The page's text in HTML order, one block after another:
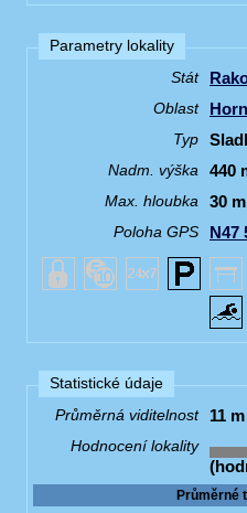
Parametry lokality
Stát
Oblast
Typ
Nadm. výška 440
Max. hloubka 30 m
Poloha GPS N47
Statistické údaje
Průměrná viditelnost
11
Hodnocení lokality
Průměrné